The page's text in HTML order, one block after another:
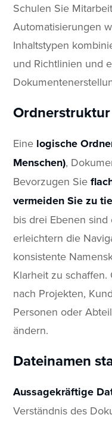
Schulen Sie
Automatisierungen
Inhaltstypen
und Richtlinien und
Eine logische
Menschen),
Bevorzugen Sie
vermeiden Sie zu
bis drei Ebenen
erleichtern die
konsistente
Klarheit zu
nach Projekten,
Personen oder
ändern.
Dateinamen
Aussagekräftige
Verständnis des